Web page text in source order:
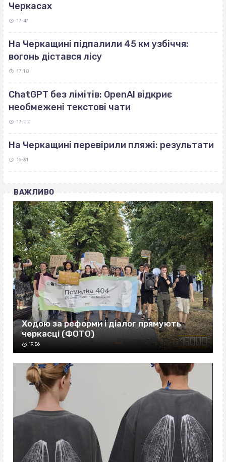
Черкасах
17:41
На Черкащині підпалили 45 км узбіччя:
вогонь дістався лісу
17:18
ChatGPT без лімітів: OpenAI відкриє
необмежені текстові чати
17:00
На Черкащині перевірили пляжі: результати
16:31
ВАЖЛИВО
Ходою за реформи і діалог прямують
черкасці (ФОТО)
19:56